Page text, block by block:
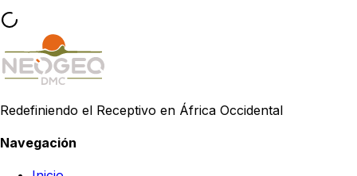
Redefiniendo el Receptivo en África Occidental
Navegación